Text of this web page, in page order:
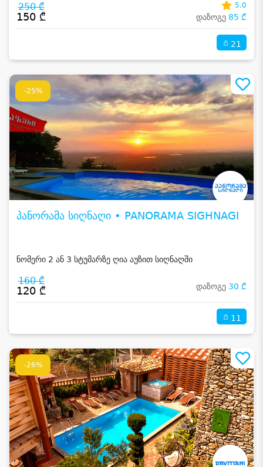
250 ₾
150 ₾
5.0
დაზოგე 85 ₾
21
-25%
პანორამა სიღნაღი • PANORAMA SIGHNAGI
ნომერი 2 ან 3 სტუმარზე ღია აუზით სიღნაღში
160 ₾
120 ₾ დაზოგე 30 ₾
11
-26%